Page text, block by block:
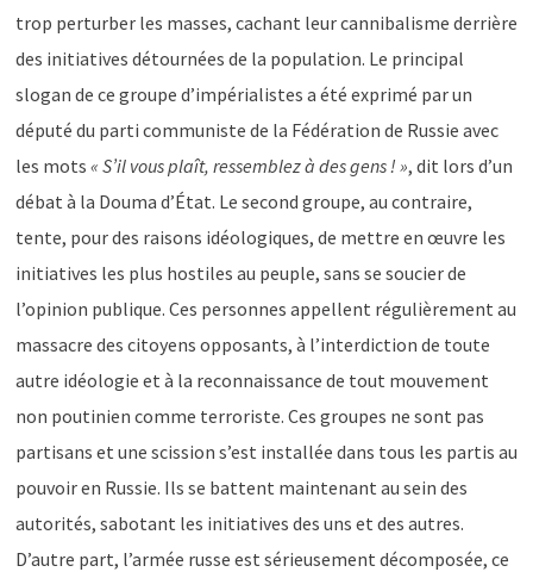
trop perturber les masses, cachant leur cannibalisme derrière
des initiatives détournées de la population. Le principal
slogan de ce groupe d’impérialistes a été exprimé par un
député du parti communiste de la Fédération de Russie avec
les mots « S’il vous plaît, ressemblez à des gens ! », dit lors d’un
débat à la Douma d’État. Le second groupe, au contraire,
tente, pour des raisons idéologiques, de mettre en œuvre les
initiatives les plus hostiles au peuple, sans se soucier de
l’opinion publique. Ces personnes appellent régulièrement au
massacre des citoyens opposants, à l’interdiction de toute
autre idéologie et à la reconnaissance de tout mouvement
non poutinien comme terroriste. Ces groupes ne sont pas
partisans et une scission s’est installée dans tous les partis au
pouvoir en Russie. Ils se battent maintenant au sein des
autorités, sabotant les initiatives des uns et des autres.
D’autre part, l’armée russe est sérieusement décomposée, ce